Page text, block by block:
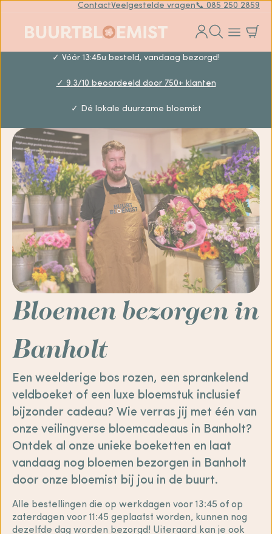
ContactVeelgestelde vragen📞 085 250 2859
✓ Vóór 13:45u besteld, vandaag bezorgd!
✓ 9.3/10 beoordeeld door 750+ klanten
✓ Dé lokale duurzame bloemist
Bloemen bezorgen in
Banholt
Een weelderige bos rozen, een sprankelend
veldboeket of een luxe bloemstuk inclusief
bijzonder cadeau? Wie verras jij met één van
onze veilingverse bloemcadeaus in Banholt?
Ontdek al onze unieke boeketten en laat
vandaag nog bloemen bezorgen in Banholt
door onze bloemist bij jou in de buurt.
Alle bestellingen die op werkdagen voor 13:45 of op
zaterdagen voor 11:45 geplaatst worden, kunnen nog
dezelfde dag worden bezorgd! Uiteraard kan je ook